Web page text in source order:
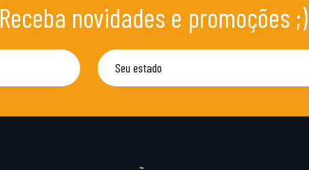
Receba novidades e promoções ;)